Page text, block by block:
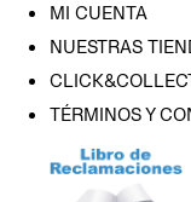
MI CUENTA
NUESTRAS
TÉRMINOS Y